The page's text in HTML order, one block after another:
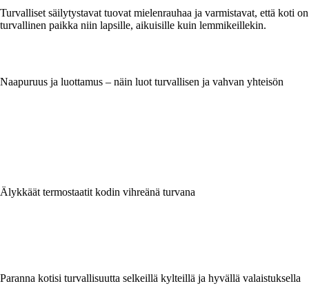
Turvalliset säilytystavat tuovat mielenrauhaa ja varmistavat, että koti on
turvallinen paikka niin lapsille, aikuisille kuin lemmikeillekin.
Naapuruus ja luottamus – näin luot turvallisen ja vahvan yhteisön
Älykkäät termostaatit kodin vihreänä turvana
Paranna kotisi turvallisuutta selkeillä kylteillä ja hyvällä valaistuksella